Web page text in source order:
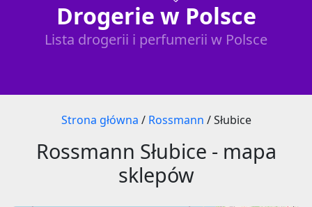
Drogerie w Polsce
Lista drogerii i perfumerii w Polsce
Strona główna / Rossmann / Słubice
Rossmann Słubice - mapa
sklepów